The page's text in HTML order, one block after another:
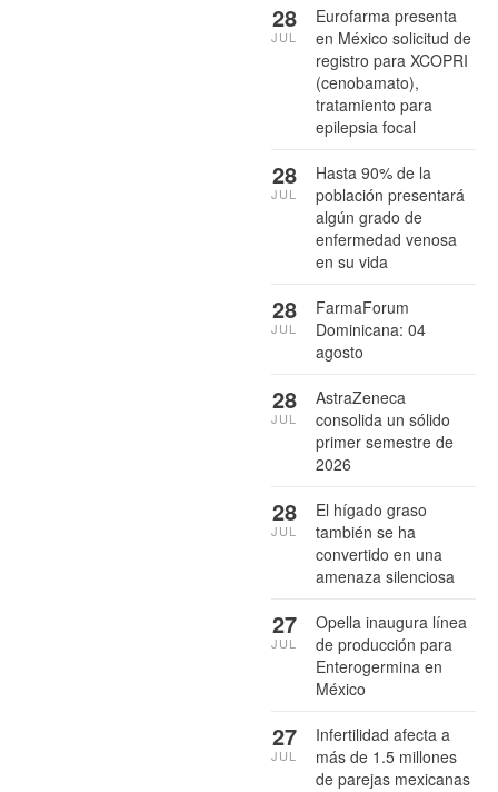
Eurofarma presenta
en México solicitud de
registro para XCOPRI
(cenobamato),
tratamiento para
epilepsia focal
28
JUL
Hasta 90% de la
población presentará
algún grado de
enfermedad venosa
en su vida
28
JUL
FarmaForum
Dominicana: 04
agosto
28
JUL
AstraZeneca
consolida un sólido
primer semestre de
2026
28
JUL
El hígado graso
también se ha
convertido en una
amenaza silenciosa
28
JUL
Opella inaugura línea
de producción para
Enterogermina en
México
27
JUL
Infertilidad afecta a
más de 1.5 millones
de parejas mexicanas
27
JUL